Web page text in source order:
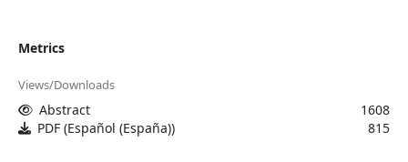
Metrics
Views/Downloads
Abstract
1608
PDF (Español (España))
815